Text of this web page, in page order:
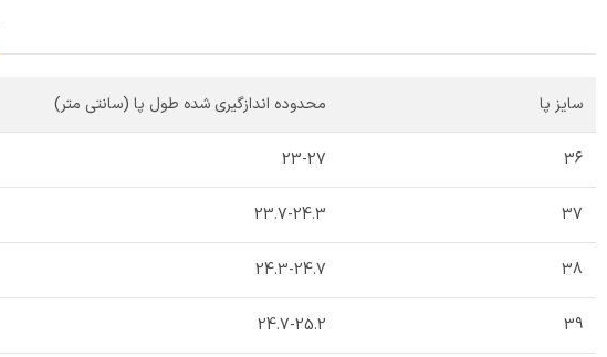
سایز پا محدوده اندازگیری شده طول پا (سانتی متر)
36
23-27
37
23.7-24.3
38
24.3-24.7
39
24.7-25.2